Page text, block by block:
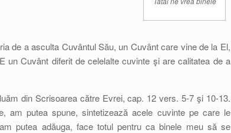
de a asculta Cuvântul Său, un Cuvânt care vine de la El,
un Cuvânt diferit de celelalte cuvinte şi are calitatea de a
din Scrisoarea către Evrei, cap. 12 vers. 5-7 şi 10-13.
am putea spune, sintetizează acele cuvinte pe care le
putea adăuga, face totul pentru ca binele meu să se